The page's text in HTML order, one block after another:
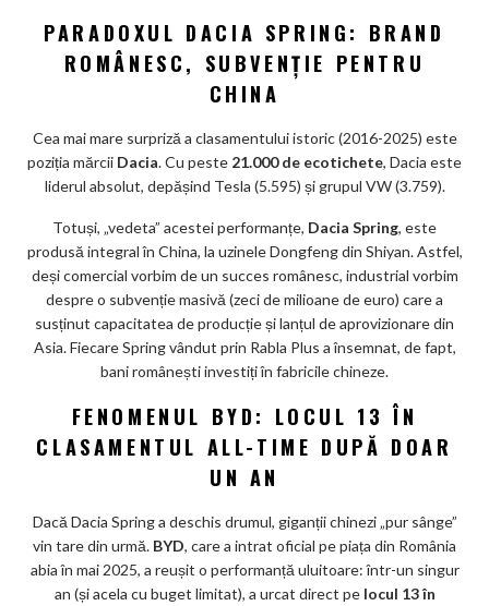
PARADOXUL DACIA SPRING: BRAND
ROMÂNESC, SUBVENȚIE PENTRU
CHINA
Cea mai mare surpriză a clasamentului istoric (2016-2025) este
poziția mărcii Dacia. Cu peste 21.000 de ecotichete, Dacia este
liderul absolut, depășind Tesla (5.595) și grupul VW (3.759).
Totuși, „vedeta” acestei performanțe, Dacia Spring, este
produsă integral în China, la uzinele Dongfeng din Shiyan. Astfel,
deși comercial vorbim de un succes românesc, industrial vorbim
despre o subvenție masivă (zeci de milioane de euro) care a
susținut capacitatea de producție și lanțul de aprovizionare din
Asia. Fiecare Spring vândut prin Rabla Plus a însemnat, de fapt,
bani românești investiți în fabricile chineze.
FENOMENUL BYD: LOCUL 13 ÎN
CLASAMENTUL ALL-TIME DUPĂ DOAR
UN AN
Dacă Dacia Spring a deschis drumul, giganții chinezi „pur sânge”
vin tare din urmă. BYD, care a intrat oficial pe piața din România
abia în mai 2025, a reușit o performanță uluitoare: într-un singur
an (și acela cu buget limitat), a urcat direct pe locul 13 în